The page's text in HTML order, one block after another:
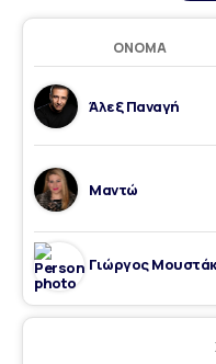
ΌΝΟΜΑ
Άλεξ Παναγή
Μαντώ
Γιώργος